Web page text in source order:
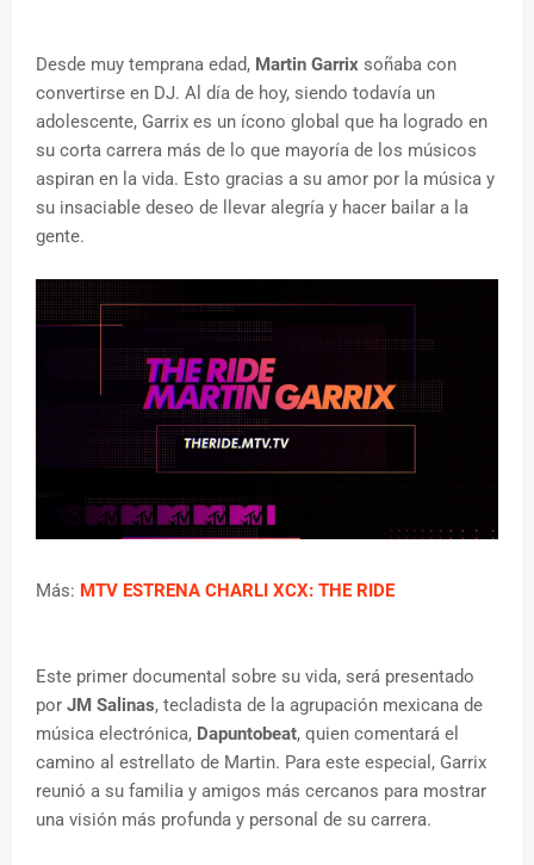
Desde muy temprana edad, Martin Garrix soñaba con
convertirse en DJ. Al día de hoy, siendo todavía un
adolescente, Garrix es un ícono global que ha logrado en
su corta carrera más de lo que mayoría de los músicos
aspiran en la vida. Esto gracias a su amor por la música y
su insaciable deseo de llevar alegría y hacer bailar a la
gente.
Más: MTV ESTRENA CHARLI XCX: THE RIDE
Este primer documental sobre su vida, será presentado
por JM Salinas, tecladista de la agrupación mexicana de
música electrónica, Dapuntobeat, quien comentará el
camino al estrellato de Martin. Para este especial, Garrix
reunió a su familia y amigos más cercanos para mostrar
una visión más profunda y personal de su carrera.